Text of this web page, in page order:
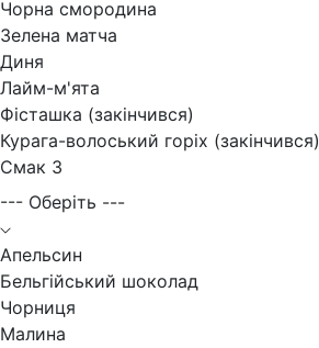
Чорна смородина
Зелена матча
Диня
Лайм-м'ята
Фісташка (закінчився)
Курага-волоський горіх (закінчився)
Смак 3
--- Оберіть ---
Апельсин
Бельгійський шоколад
Чорниця
Малина